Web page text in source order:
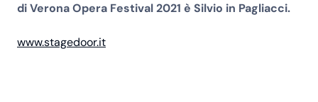
di Verona Opera Festival 2021 è Silvio in Pagliacci.
www.stagedoor.it